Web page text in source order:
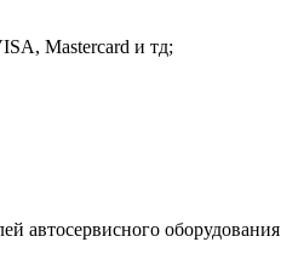
Mastercard и тд;
автосервисного оборудования